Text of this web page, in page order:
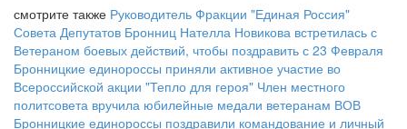
смотрите также Руководитель Фракции "Единая Россия"
Совета Депутатов Бронниц Нателла Новикова встретилась с
Ветераном боевых действий, чтобы поздравить с 23 Февраля
Бронницкие единороссы приняли активное участие во
Всероссийской акции "Тепло для героя" Член местного
политсовета вручила юбилейные медали ветеранам ВОВ
Бронницкие единороссы поздравили командование и личный